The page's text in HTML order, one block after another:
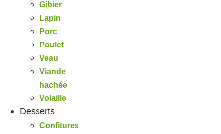
Gibier
Lapin
Porc
Poulet
Veau
Viande
hachée
Volaille
Desserts
Confitures